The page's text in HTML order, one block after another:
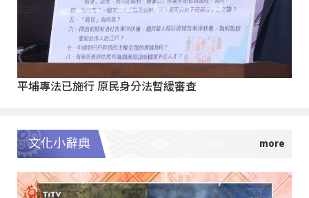
平埔專法已施行 原民身分法暫緩審查
文化小辭典